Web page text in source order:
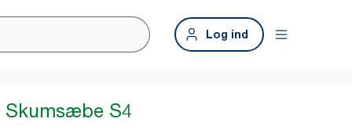
Log ind
Skumsæbe S4